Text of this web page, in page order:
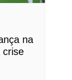
na
crise